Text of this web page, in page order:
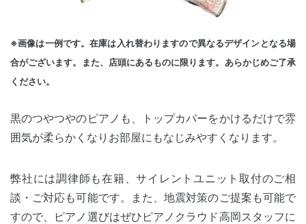
※画像は一例です。在庫は入れ替わりますので異なるデザインとなる場
合がございます。また、店頭にあるものに限ります。あらかじめご了承
ください。
黒のつやつやのピアノも、トップカバーをかけるだけで雰
囲気が柔らかくなりお部屋にもなじみやすくなります。
弊社には調律師も在籍、サイレントユニット取付のご相
談・ご対応も可能です。また、地震対策のご提案も可能で
すので、ピアノ選びはぜひピアノクラウド高岡スタッフに